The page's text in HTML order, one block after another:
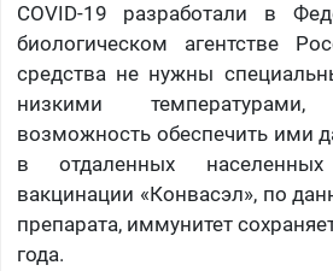
COVID-19 разработали в
биологическом агентстве
средства не нужны
низкими
возможность обеспечить ими
в отдаленных
вакцинации «Конвасэл», по
препарата, иммунитет
года.